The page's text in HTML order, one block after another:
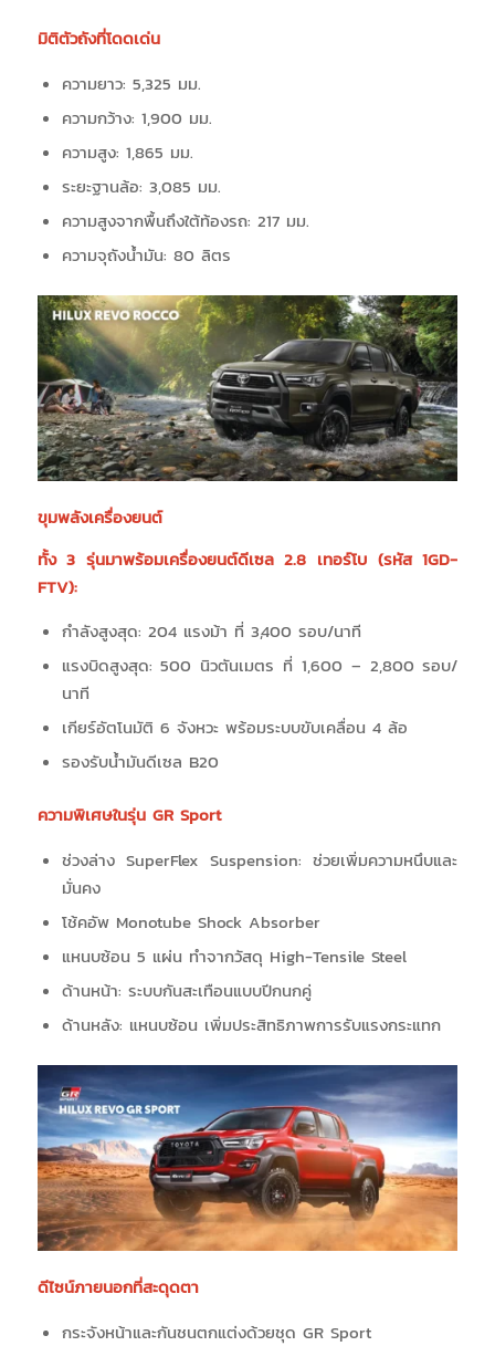
มิติตัวถังที่โดดเด่น
ความยาว: 5,325 มม.
ความกว้าง: 1,900 มม.
ความสูง: 1,865 มม.
ระยะฐานล้อ: 3,085 มม.
ความสูงจากพื้นถึงใต้ท้องรถ: 217 มม.
ความจุถังน้ำมัน: 80 ลิตร
ขุมพลังเครื่องยนต์
ทั้ง 3 รุ่นมาพร้อมเครื่องยนต์ดีเซล 2.8 เทอร์โบ (รหัส 1GD-
FTV):
กำลังสูงสุด: 204 แรงม้า ที่ 3,400 รอบ/นาที
แรงบิดสูงสุด: 500 นิวตันเมตร ที่ 1,600 – 2,800 รอบ/
นาที
เกียร์อัตโนมัติ 6 จังหวะ พร้อมระบบขับเคลื่อน 4 ล้อ
รองรับน้ำมันดีเซล B20
ความพิเศษในรุ่น GR Sport
ช่วงล่าง SuperFlex Suspension: ช่วยเพิ่มความหนึบและ
มั่นคง
โช้คอัพ Monotube Shock Absorber
แหนบซ้อน 5 แผ่น ทำจากวัสดุ High-Tensile Steel
ด้านหน้า: ระบบกันสะเทือนแบบปีกนกคู่
ด้านหลัง: แหนบซ้อน เพิ่มประสิทธิภาพการรับแรงกระแทก
ดีไซน์ภายนอกที่สะดุดตา
กระจังหน้าและกันชนตกแต่งด้วยชุด GR Sport